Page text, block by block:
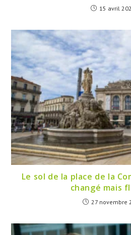
15 avril
Le sol de la place de la
changé mais
27 novembre